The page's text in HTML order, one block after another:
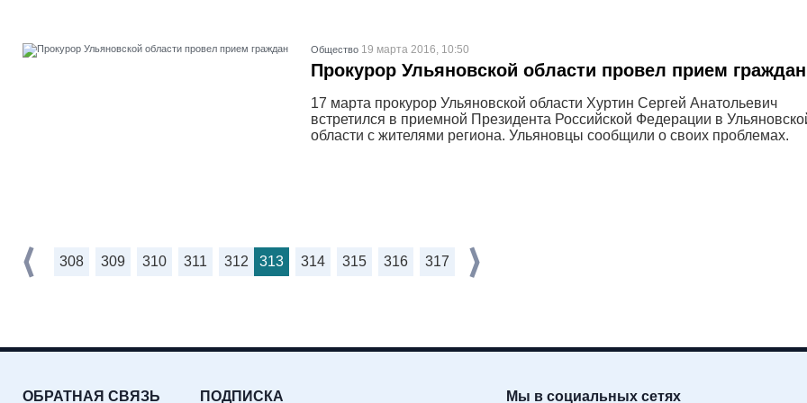
Общество 19 марта 2016, 10:50
Прокурор Ульяновской области провел прием граждан
17 марта прокурор Ульяновской области Хуртин Сергей Анатольевич
встретился в приемной Президента Российской Федерации в
области с жителями региона. Ульяновцы сообщили о своих проблемах.
308 309 310 311 312 313 314 315 316 317
ОБРАТНАЯ СВЯЗЬ ПОДПИСКА Мы в социальных сетях